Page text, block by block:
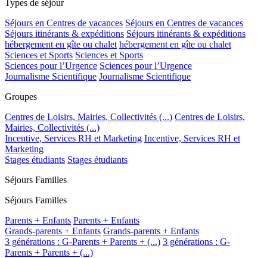
Types de séjour
Séjours en Centres de vacances Séjours en Centres de vacances
Séjours itinérants & expéditions Séjours itinérants & expéditions
hébergement en gîte ou chalet hébergement en gîte ou chalet
Sciences et Sports Sciences et Sports
Sciences pour l’Urgence Sciences pour l’Urgence
Journalisme Scientifique Journalisme Scientifique
Groupes
Centres de Loisirs, Mairies, Collectivités (...) Centres de Loisirs,
Mairies, Collectivités (...)
Incentive, Services RH et Marketing Incentive, Services RH et
Marketing
Stages étudiants Stages étudiants
Séjours Familles
Séjours Familles
Parents + Enfants Parents + Enfants
Grands-parents + Enfants Grands-parents + Enfants
3 générations : G-Parents + Parents + (...) 3 générations : G-
Parents + Parents + (...)